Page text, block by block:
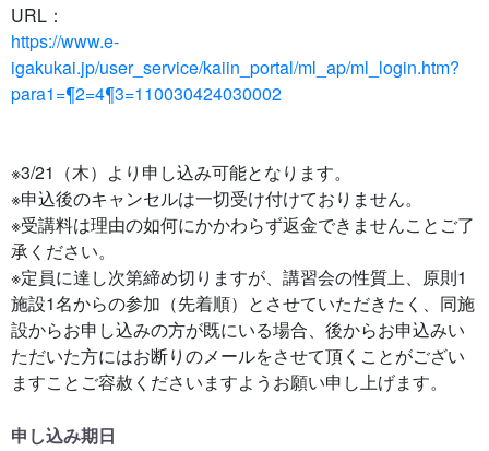
URL：
https://www.e-
igakukai.jp/user_service/kaiin_portal/ml_ap/ml_login.htm?
para1=¶2=4¶3=110030424030002
※3/21（木）より申し込み可能となります。
※申込後のキャンセルは一切受け付けておりません。
※受講料は理由の如何にかかわらず返金できませんことご了
承ください。
※定員に達し次第締め切りますが、講習会の性質上、原則1
施設1名からの参加（先着順）とさせていただきたく、同施
設からお申し込みの方が既にいる場合、後からお申込みい
ただいた方にはお断りのメールをさせて頂くことがござい
ますことご容赦くださいますようお願い申し上げます。
申し込み期日